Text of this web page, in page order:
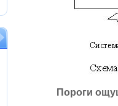
Пороги